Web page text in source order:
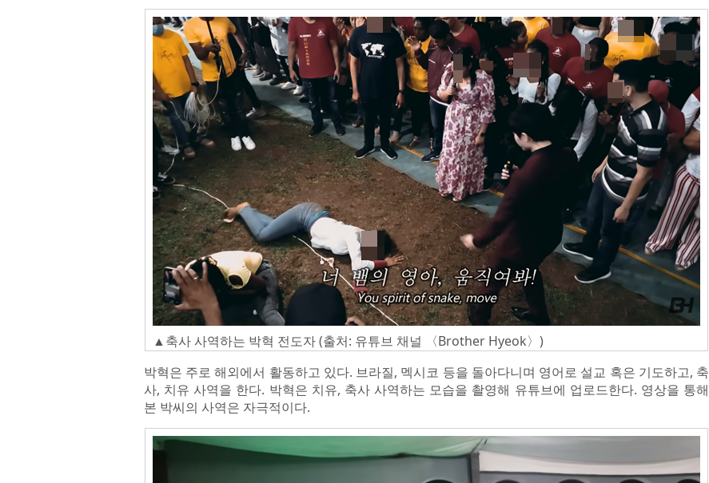
▲축사 사역하는 박혁 전도자 (출처: 유튜브 채널 〈Brother Hyeok〉)
박혁은 주로 해외에서 활동하고 있다. 브라질, 멕시코 등을 돌아다니며 영어로 설교 혹은 기도하고, 축
사, 치유 사역을 한다. 박혁은 치유, 축사 사역하는 모습을 촬영해 유튜브에 업로드한다. 영상을 통해
본 박씨의 사역은 자극적이다.